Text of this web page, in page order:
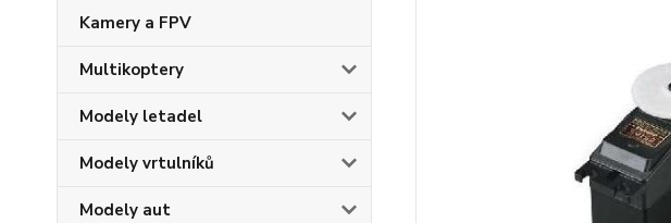
Kamery a FPV
Multikoptery
Modely letadel
Modely vrtulníků
Modely aut